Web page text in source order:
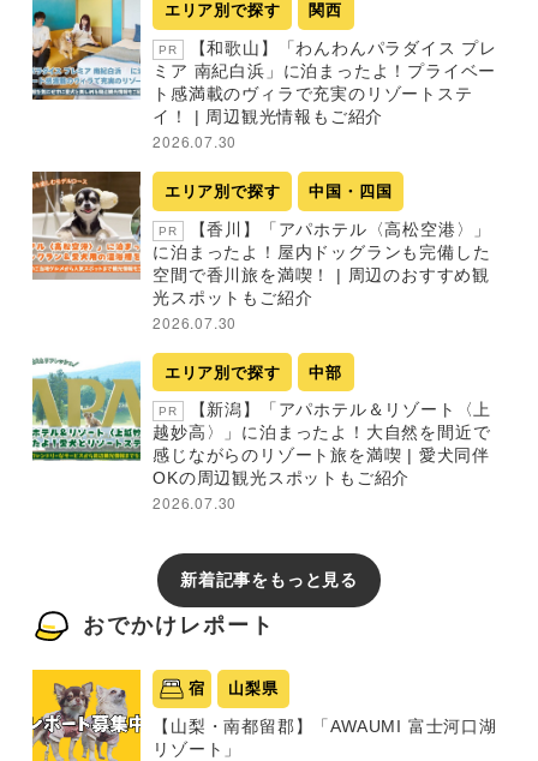
エリア別で探す 関西
PR
【和歌山】「わんわんパラダイス プレ
ミア 南紀白浜」に泊まったよ！プライベー
ト感満載のヴィラで充実のリゾートステ
イ！ | 周辺観光情報もご紹介
2026.07.30
エリア別で探す 中国・四国
PR
【香川】「アパホテル〈高松空港〉」
に泊まったよ！屋内ドッグランも完備した
空間で香川旅を満喫！ | 周辺のおすすめ観
光スポットもご紹介
2026.07.30
エリア別で探す 中部
PR
【新潟】「アパホテル＆リゾート〈上
越妙高〉」に泊まったよ！大自然を間近で
感じながらのリゾート旅を満喫 | 愛犬同伴
OKの周辺観光スポットもご紹介
2026.07.30
新着記事をもっと見る
おでかけレポート
宿 山梨県
【山梨・南都留郡】「AWAUMI 富士河口湖
リゾート」